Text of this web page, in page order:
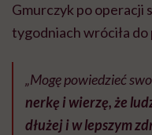
Gmurczyk po operacji
tygodniach wróciła
„Mogę powiedzieć
nerkę i wierzę, że
dłużej i w lepszym